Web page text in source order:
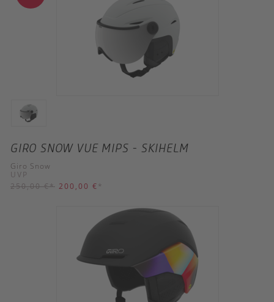
GIRO SNOW VUE MIPS - SKIHELM
Giro Snow
UVP
250,00 €* 200,00 € *